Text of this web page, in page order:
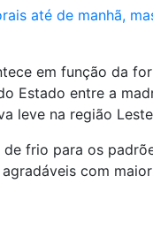
até de manhã,
em função da
Estado entre a
leve na região
frio para os
com